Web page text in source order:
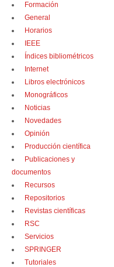
Formación
General
Horarios
IEEE
Índices bibliométricos
Internet
Libros electrónicos
Monográficos
Noticias
Novedades
Opinión
Producción científica
Publicaciones y
documentos
Recursos
Repositorios
Revistas científicas
RSC
Servicios
SPRINGER
Tutoriales